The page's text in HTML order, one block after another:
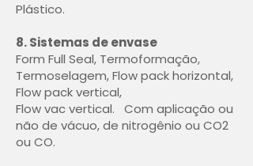
Plástico.
8. Sistemas de envase
Form Full Seal, Termoformação,
Termoselagem, Flow pack horizontal,
Flow pack vertical,
Flow vac vertical. Com aplicação ou
não de vácuo, de nitrogênio ou CO2
ou CO.